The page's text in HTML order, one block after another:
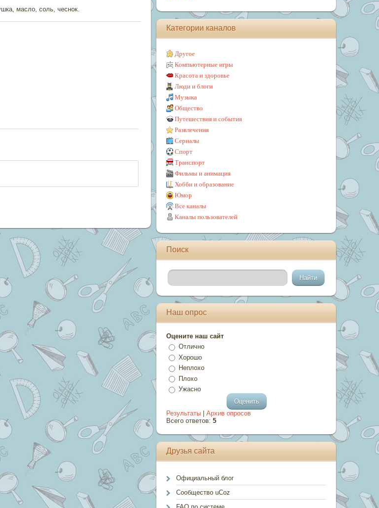
масло, соль, чеснок.
Категории каналов
Другое
Компьютерные игры
Красота и здоровье
Люди и блоги
Музыка
Общество
Путешествия и события
Развлечения
Сериалы
Спорт
Транспорт
Фильмы и анимация
Хобби и образование
Юмор
Все каналы
Каналы пользователей
Поиск
Наш опрос
Оцените наш сайт
Отлично
Хорошо
Неплохо
Плохо
Ужасно
Результаты |Архив опросов
Всего ответов:5
Друзья сайта
Официальный блог
Сообщество uCoz